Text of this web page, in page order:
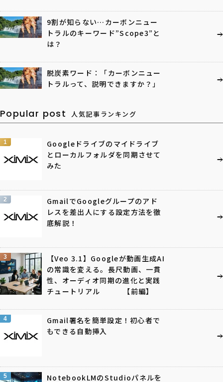
9割が知らない…カーボンニュー
トラルのキーワード”Scope3”と
は？
脱炭素ワード：「カーボンニュー
トラルって、説明できますか？」
Popular post 人気記事ランキング
1
Googleドライブのマイドライブ
とローカルフォルダを同期させて
みた
2
GmailでGoogleグループのアド
レスを差出人にする設定方法を徹
底解説！
3
【Veo 3.1】Googleが動画生成AI
の常識を変える。長尺動画、一貫
性、オーディオ同期の進化と実践
チュートリアル 【前編】
4
Gmail署名を簡単設定！初心者で
もできる自動挿入
5
NotebookLMのStudioパネルを